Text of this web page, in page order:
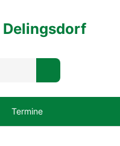
Delingsdorf
Termine